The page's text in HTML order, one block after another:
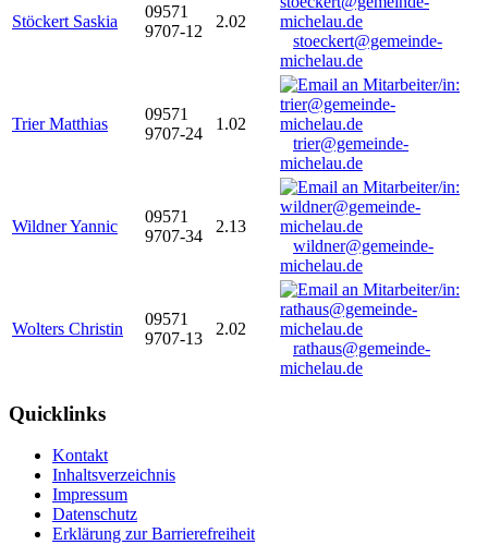
Stöckert Saskia
09571
9707-12
2.02
stoeckert@gemeinde-
michelau.de
Trier Matthias
09571
9707-24
1.02
trier@gemeinde-
michelau.de
Wildner Yannic
09571
9707-34
2.13
wildner@gemeinde-
michelau.de
Wolters Christin
09571
9707-13
2.02
rathaus@gemeinde-
michelau.de
Quicklinks
Kontakt
Inhaltsverzeichnis
Impressum
Datenschutz
Erklärung zur Barrierefreiheit